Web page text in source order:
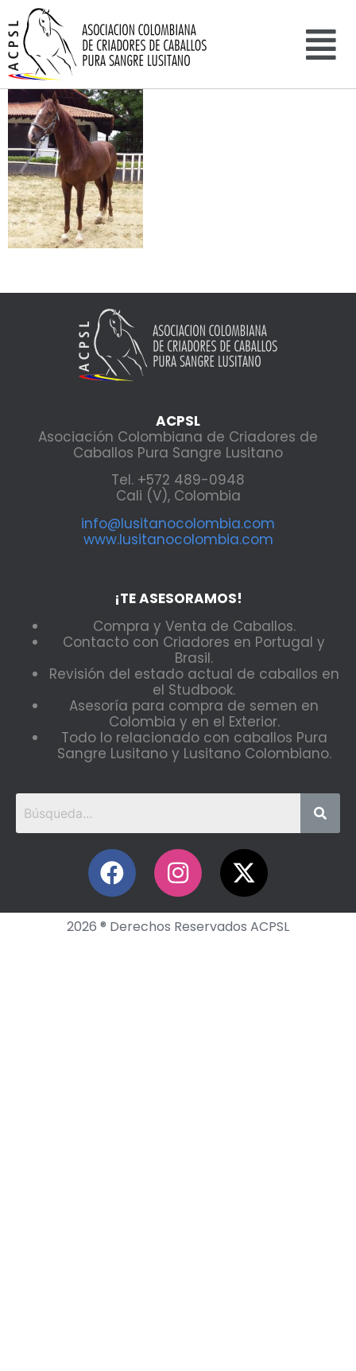
ACPSL
Asociación Colombiana de Criadores de
Caballos Pura Sangre Lusitano
Tel. +572 489-0948
Cali (V), Colombia
info@lusitanocolombia.com
www.lusitanocolombia.com
¡TE ASESORAMOS!
Compra y Venta de Caballos.
Contacto con Criadores en Portugal y
Brasil.
Revisión del estado actual de caballos en
el Studbook.
Asesoría para compra de semen en
Colombia y en el Exterior.
Todo lo relacionado con caballos Pura
Sangre Lusitano y Lusitano Colombiano.
2026 ® Derechos Reservados ACPSL